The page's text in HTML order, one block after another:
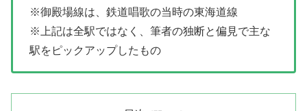
※御殿場線は、鉄道唱歌の当時の東海道線
※上記は全駅ではなく、筆者の独断と偏見で主な
駅をピックアップしたもの